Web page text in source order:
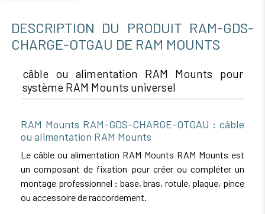
DESCRIPTION DU PRODUIT RAM-GDS-
CHARGE-OTGAU DE RAM MOUNTS
câble ou alimentation RAM Mounts pour
système RAM Mounts universel
RAM Mounts RAM-GDS-CHARGE-OTGAU : câble
ou alimentation RAM Mounts
Le câble ou alimentation RAM Mounts RAM Mounts est
un composant de fixation pour créer ou compléter un
montage professionnel : base, bras, rotule, plaque, pince
ou accessoire de raccordement.